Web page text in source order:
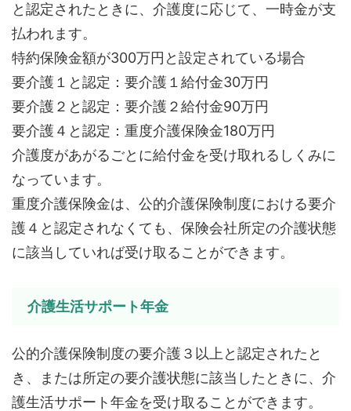
と認定されたときに、介護度に応じて、一時金が支
払われます。
特約保険金額が300万円と設定されている場合
要介護１と認定：要介護１給付金30万円
要介護２と認定：要介護２給付金90万円
要介護４と認定：重度介護保険金180万円
介護度があがるごとに給付金を受け取れるしくみに
なっています。
重度介護保険金は、公的介護保険制度における要介
護４と認定されなくても、保険会社所定の介護状態
に該当していれば受け取ることができます。
介護生活サポート年金
公的介護保険制度の要介護３以上と認定されたと
き、または所定の要介護状態に該当したときに、介
護生活サポート年金を受け取ることができます。